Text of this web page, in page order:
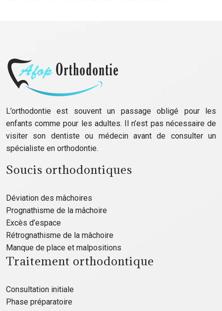
L’orthodontie est souvent un passage obligé pour les
enfants comme pour les adultes. Il n’est pas nécessaire de
visiter son dentiste ou médecin avant de consulter un
spécialiste en orthodontie.
Soucis orthodontiques
Déviation des mâchoires
Prognathisme de la mâchoire
Excès d’espace
Rétrognathisme de la mâchoire
Manque de place et malpositions
Traitement orthodontique
Consultation initiale
Phase préparatoire